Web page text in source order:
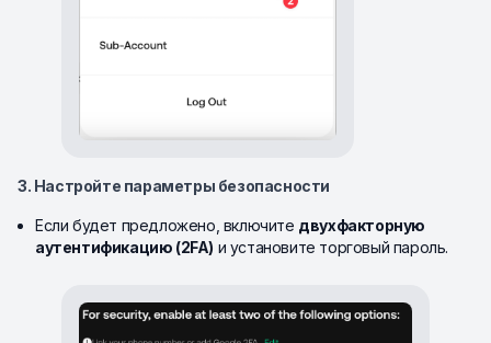
3. Настройте параметры безопасности
Если будет предложено, включите двухфакторную
аутентификацию (2FA) и установите торговый пароль.